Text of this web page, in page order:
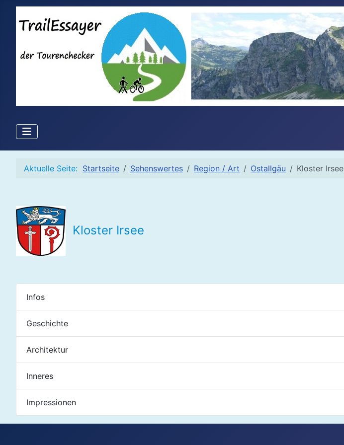
Aktuelle Seite: Startseite Sehenswertes Region / Art Ostallgäu Kloster Irsee
Kloster Irsee
Infos
Geschichte
Architektur
Inneres
Impressionen